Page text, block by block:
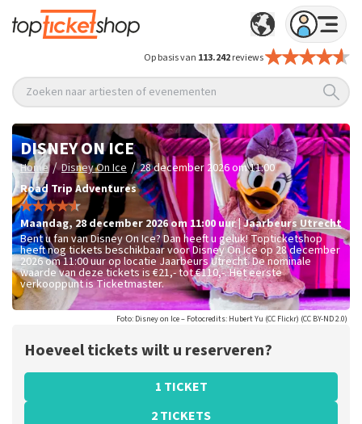
Op basis van 113.242reviews
Zoeken naar artiesten of evenementen
DISNEY ON ICE
Home / Disney On Ice / 28 december 2026 om 11:00
Road Trip Adventures
maandag, 28 december 2026 om 11:00 uur|JaarbeursUtrecht
Bent u fan van Disney On Ice? Dan heeft u geluk! Topticketshop
heeft nog tickets beschikbaar voor Disney On Ice op 28 december
2026 om 11:00 uur op locatie Jaarbeurs Utrecht. De nominale
waarde van deze tickets is€21,- tot €110,-. Het eerste
verkooppunt is Ticketmaster.
Foto: Disney on Ice – Fotocredits: Hubert Yu (CC Flickr) (CC BY-ND 2.0)
Hoeveel tickets wilt u reserveren?
1 TICKET
2 TICKETS